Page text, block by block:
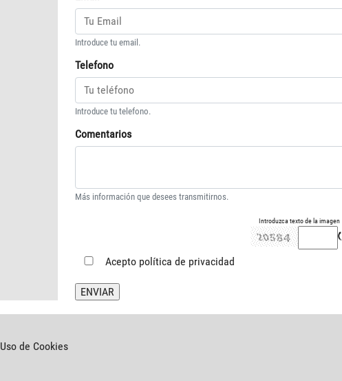
Introduce tu email.
Telefono
Introduce tu telefono.
Comentarios
Más información que desees transmitirnos.
Introduzca texto de la imagen
Acepto política de privacidad
Uso de Cookies